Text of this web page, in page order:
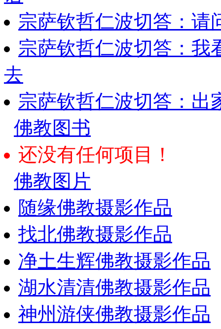
宗萨钦哲仁波切答：请
宗萨钦哲仁波切答：我
去
宗萨钦哲仁波切答：出
佛教图书
还没有任何项目！
佛教图片
随缘佛教摄影作品
找北佛教摄影作品
净土生辉佛教摄影作品
湖水清清佛教摄影作品
神州游侠佛教摄影作品